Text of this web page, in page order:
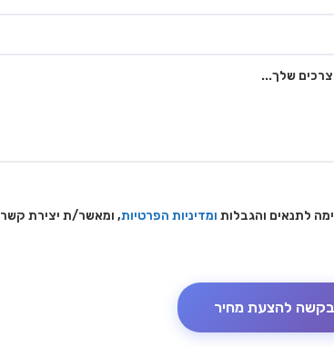
לתנאים והגבלות ומדיניות הפרטיות, ומאשר/ת יצירת